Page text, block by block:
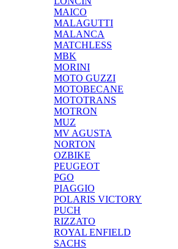
MAICO
MALAGUTTI
MALANCA
MATCHLESS
MBK
MORINI
MOTO GUZZI
MOTOBECANE
MOTOTRANS
MOTRON
MUZ
MV AGUSTA
NORTON
OZBIKE
PEUGEOT
PGO
PIAGGIO
POLARIS VICTORY
PUCH
RIZZATO
ROYAL ENFIELD
SACHS